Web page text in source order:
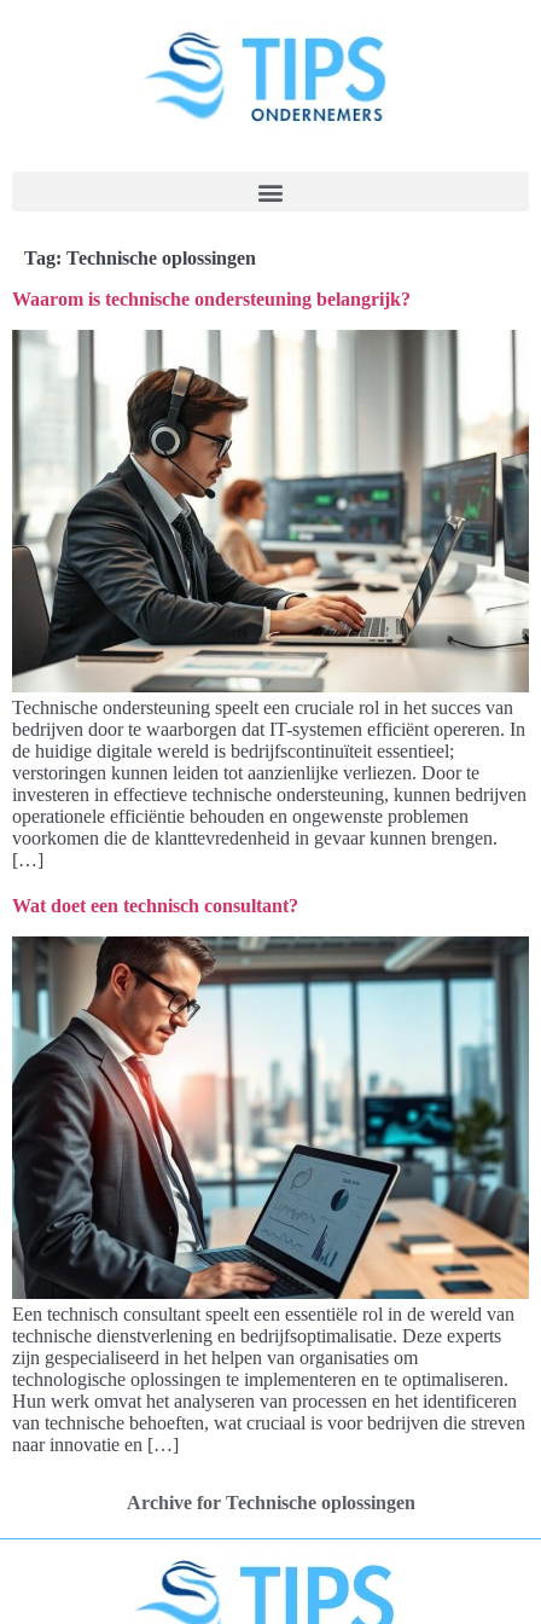
Tag: Technische oplossingen
Waarom is technische ondersteuning belangrijk?
Technische ondersteuning speelt een cruciale rol in het succes van
bedrijven door te waarborgen dat IT-systemen efficiënt opereren. In
de huidige digitale wereld is bedrijfscontinuïteit essentieel;
verstoringen kunnen leiden tot aanzienlijke verliezen. Door te
investeren in effectieve technische ondersteuning, kunnen bedrijven
operationele efficiëntie behouden en ongewenste problemen
voorkomen die de klanttevredenheid in gevaar kunnen brengen.
[…]
Wat doet een technisch consultant?
Een technisch consultant speelt een essentiële rol in de wereld van
technische dienstverlening en bedrijfsoptimalisatie. Deze experts
zijn gespecialiseerd in het helpen van organisaties om
technologische oplossingen te implementeren en te optimaliseren.
Hun werk omvat het analyseren van processen en het identificeren
van technische behoeften, wat cruciaal is voor bedrijven die streven
naar innovatie en […]
Archive for Technische oplossingen